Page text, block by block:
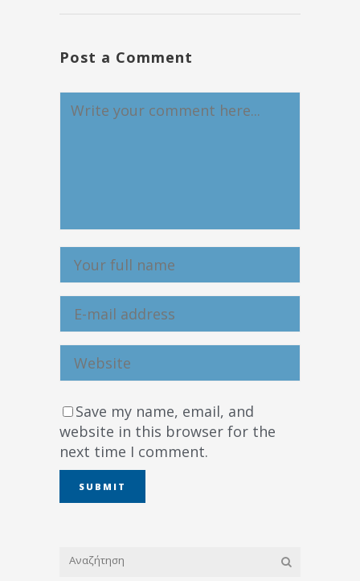
Post a Comment
Save my name, email, and
website in this browser for the
next time I comment.